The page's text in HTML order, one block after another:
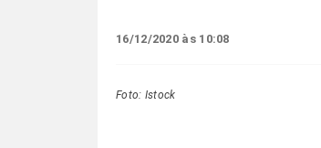
16/12/2020 às 10:08
Foto: Istock